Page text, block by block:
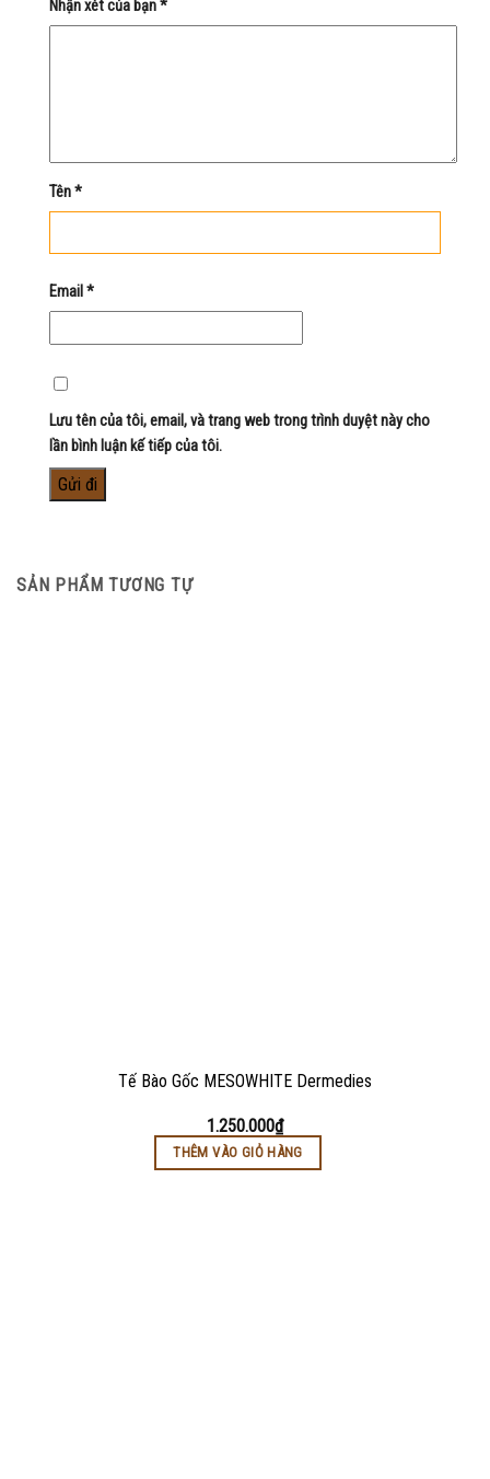
Nhận xét của bạn*
Tên*
Email *
Lưu tên của tôi, email, và trang web trong trình duyệt này cho
lần bình luận kế tiếp của tôi.
SẢN PHẨM TƯƠNG TỰ
Tế Bào Gốc MESOWHITE Dermedies
1.250.000₫
THÊM VÀO GIỎ HÀNG